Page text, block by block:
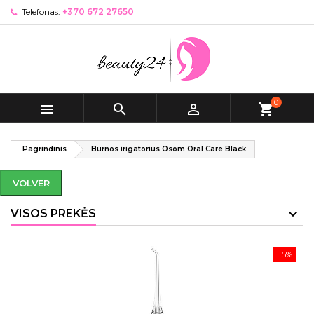
Telefonas: +370 672 27650
   shopping_cart0
Pagrindinis Burnos irigatorius Osom Oral Care Black
VOLVER
VISOS PREKĖS
−5%